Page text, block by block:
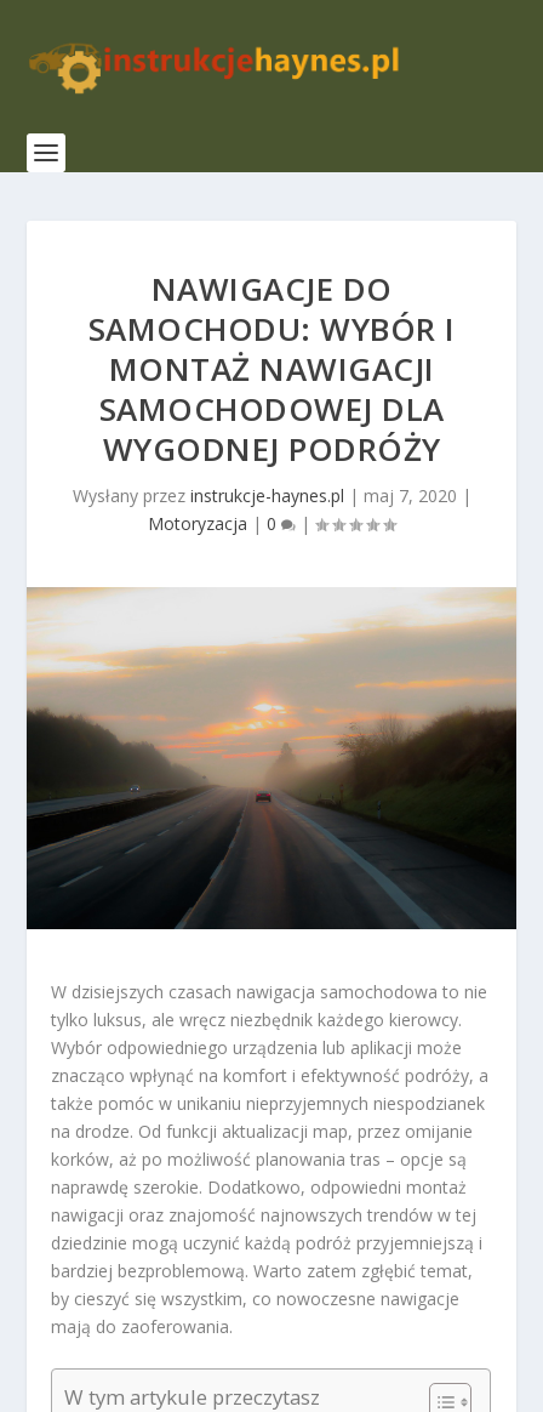
NAWIGACJE DO
SAMOCHODU: WYBÓR I
MONTAŻ NAWIGACJI
SAMOCHODOWEJ DLA
WYGODNEJ PODRÓŻY
Wysłany przez instrukcje-haynes.pl | maj 7, 2020 |
Motoryzacja | 0 |
W dzisiejszych czasach nawigacja samochodowa to nie
tylko luksus, ale wręcz niezbędnik każdego kierowcy.
Wybór odpowiedniego urządzenia lub aplikacji może
znacząco wpłynąć na komfort i efektywność podróży, a
także pomóc w unikaniu nieprzyjemnych niespodzianek
na drodze. Od funkcji aktualizacji map, przez omijanie
korków, aż po możliwość planowania tras – opcje są
naprawdę szerokie. Dodatkowo, odpowiedni montaż
nawigacji oraz znajomość najnowszych trendów w tej
dziedzinie mogą uczynić każdą podróż przyjemniejszą i
bardziej bezproblemową. Warto zatem zgłębić temat,
by cieszyć się wszystkim, co nowoczesne nawigacje
mają do zaoferowania.
W tym artykule przeczytasz